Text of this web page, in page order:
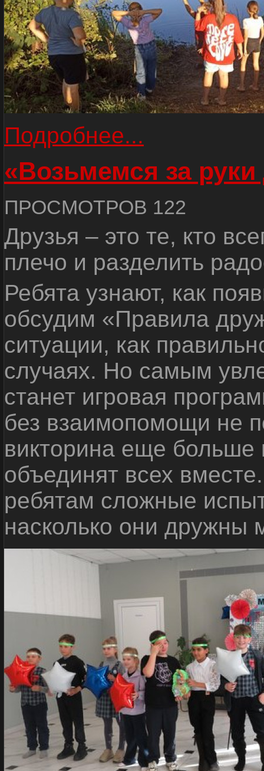
Подробнее...
«Возьмемся за руки
ПРОСМОТРОВ 122
Друзья – это те, кто
плечо и разделить
Ребята узнают, как
обсудим «Правила
ситуации, как
случаях. Но самым
станет игровая
без взаимопомощи не
викторина еще
объединят всех
ребятам сложные
насколько они дружны